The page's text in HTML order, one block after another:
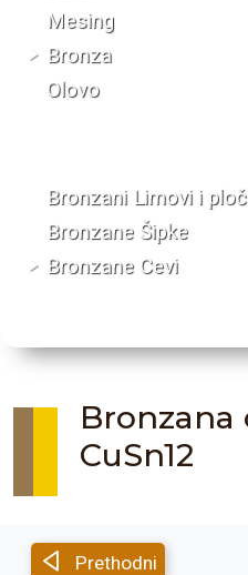
Mesing
Bronza
Olovo
Bronzani Limovi i
Bronzane Šipke
Bronzane Cevi
Bronzana
CuSn12
Prethodni